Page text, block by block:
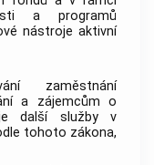
a programů
nástroje aktivní
zaměstnání
a zájemcům o
další služby v
tohoto zákona,